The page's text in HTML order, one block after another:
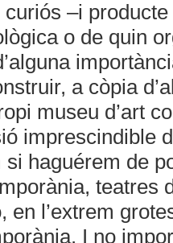
–i
o de quin
a còpia
museu d’art
imprescindible
haguérem de
teatres
en l’extrem
I no